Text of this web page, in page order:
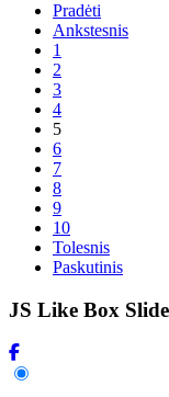
Pradėti
Ankstesnis
1
2
3
4
5
6
7
8
9
10
Tolesnis
Paskutinis
JS Like Box